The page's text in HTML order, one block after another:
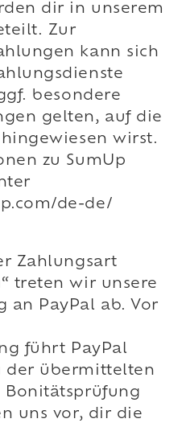
dir in unserem
Zur
kann sich
besondere
gelten, auf die
wirst.
zu SumUp
de-de/
Zahlungsart
treten wir unsere
an PayPal ab. Vor
führt PayPal
der übermittelten
Bonitätsprüfung
uns vor, dir die